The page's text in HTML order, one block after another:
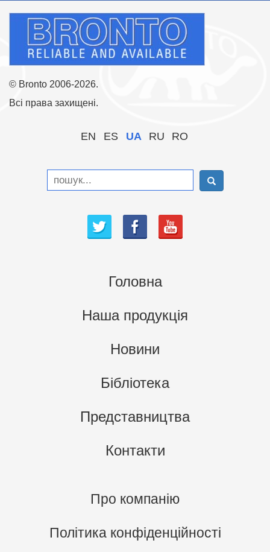
© Bronto 2006-2026.
Всі права захищені.
EN ES UA RU RO
Головна
Наша продукція
Новини
Бібліотека
Представництва
Контакти
Про компанію
Політика конфіденційності